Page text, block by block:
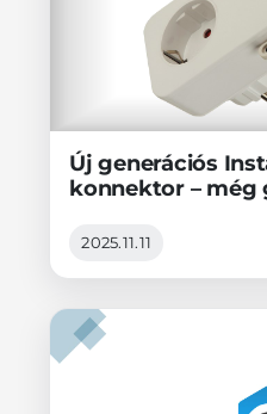
Új generációs
konnektor – még
2025.11.11